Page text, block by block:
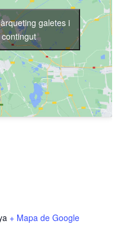
+ Mapa de Google
galetes i